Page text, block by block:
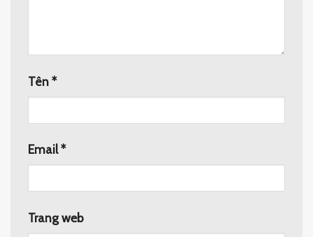
Tên*
Email*
Trang web